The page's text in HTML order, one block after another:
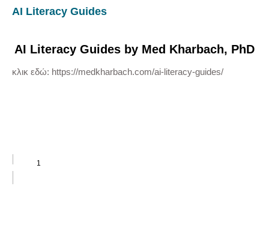
AI Literacy Guides
AI Literacy Guides by Med Kharbach, PhD
κλικ εδώ: https://medkharbach.com/ai-literacy-guides/